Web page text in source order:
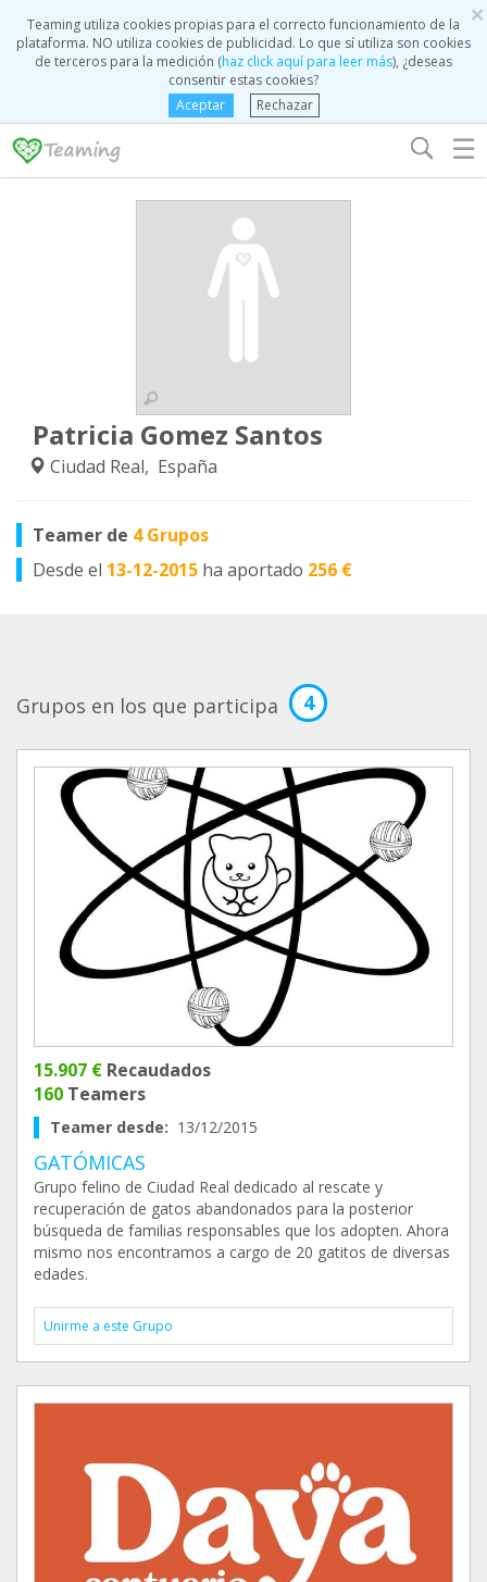
×
Teaming utiliza cookies propias para el correcto funcionamiento de la
plataforma. NO utiliza cookies de publicidad. Lo que sí utiliza son cookies
de terceros para la medición (haz click aquí para leer más), ¿deseas
consentir estas cookies?
Aceptar
Rechazar
☰
Patricia Gomez Santos
Ciudad Real, España
Teamer de 4 Grupos
Desde el 13-12-2015 ha aportado 256 €
Grupos en los que participa 4
15.907 € Recaudados
160 Teamers
Teamer desde: 13/12/2015
GATÓMICAS
Grupo felino de Ciudad Real dedicado al rescate y
recuperación de gatos abandonados para la posterior
búsqueda de familias responsables que los adopten. Ahora
mismo nos encontramos a cargo de 20 gatitos de diversas
edades.
Unirme a este Grupo